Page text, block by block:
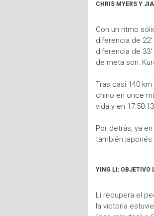
CHRIS MYERS Y
Con un ritmo
diferencia de 22'
diferencia de 33'
de meta son:
Tras casi 140
chino en once
vida y en
Por detrás, ya
también japonés
YING LI: OBJETIVO
Li recupera el
la victoria